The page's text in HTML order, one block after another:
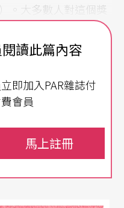
）。大多數人對這個獎
的表揚晚會，受獎者
迪中心歌劇院的中央
盛事。
的晚餐，第2天是真正
第3天先去白宮與總統
表揚晚會，這是唯一
讀此篇內容
即加入PAR雜誌付
會員
馬上註冊